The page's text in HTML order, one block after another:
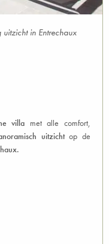
in Entrechaux
villa met alle comfort,
uitzichtop de